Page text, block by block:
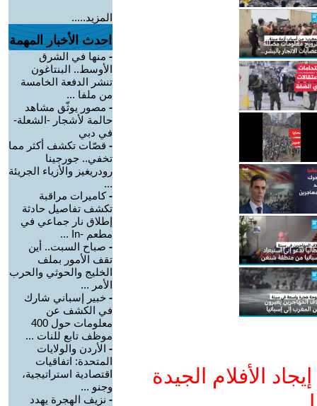
الأفلام الجيدة
المزيد.....
احدث الأخبار المهمة
- منها في الشرق
الأوسط.. البنتاغون
تنشر الدفعة الخامسة
من ملفا ...
- مصور يوثّق مشاهد
حالمة لأشجار -الشعلة-
في دبي
- قصّات تكشف أكثر مما
تخفي.. جورجينا
رودريغيز والأزياء الجريئة
...
-كاميرات مراقبة
تكشف تفاصيل حادثة
إطلاق نار جماعي في
مطعم -In ...
- صباح السبت.. أين
تقف الأمور بملف
الخليج والحوثي والحرب
الأمر ...
- خبير إسباني شارك
في الكشف عن
معلومات حول 400
موظف تابع للنات ...
- الأردن والولايات
المتحدة: اتفاقيات
اقتصادية استراتيجية،
وجنو ...
- نزيف الهجرة يهدد